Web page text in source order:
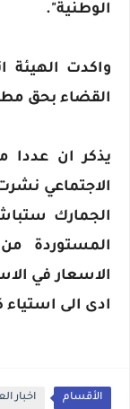
الوطنية".
واكدت الهيئة
القضاء بحق
يذكر ان عددا
الاجتماعي
الجمارك
المستوردة من
الاسعار في
ادى الى استياء
الأقسام اخبار